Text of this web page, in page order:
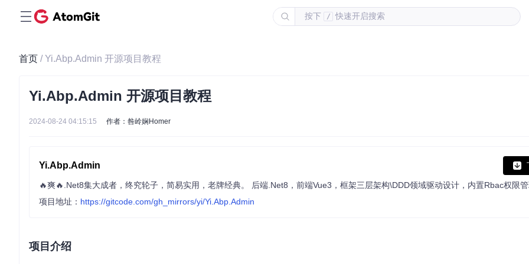
按下 / 快速开启搜索
首页 / Yi.Abp.Admin 开源项目教程
Yi.Abp.Admin 开源项目教程
2024-08-24 04:15:15 作者：咎岭娴Homer
Yi.Abp.Admin
项目地址： https://gitcode.com/gh_mirrors/yi/Yi.Abp.Admin
项目介绍